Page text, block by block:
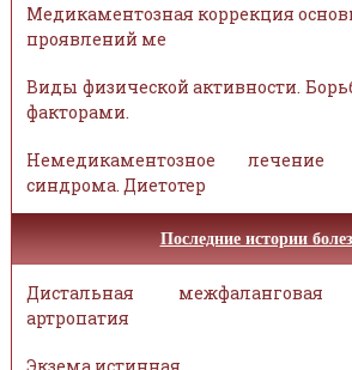
Медикаментозная коррекция
проявлений ме
Виды физической активности.
факторами.
Немедикаментозное лечение
синдрома. Диетотер
Последние истории
Дистальная межфаланговая
артропатия